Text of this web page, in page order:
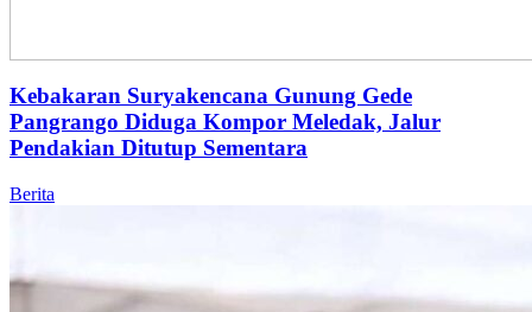
Kebakaran Suryakencana Gunung Gede
Pangrango Diduga Kompor Meledak, Jalur
Pendakian Ditutup Sementara
Berita